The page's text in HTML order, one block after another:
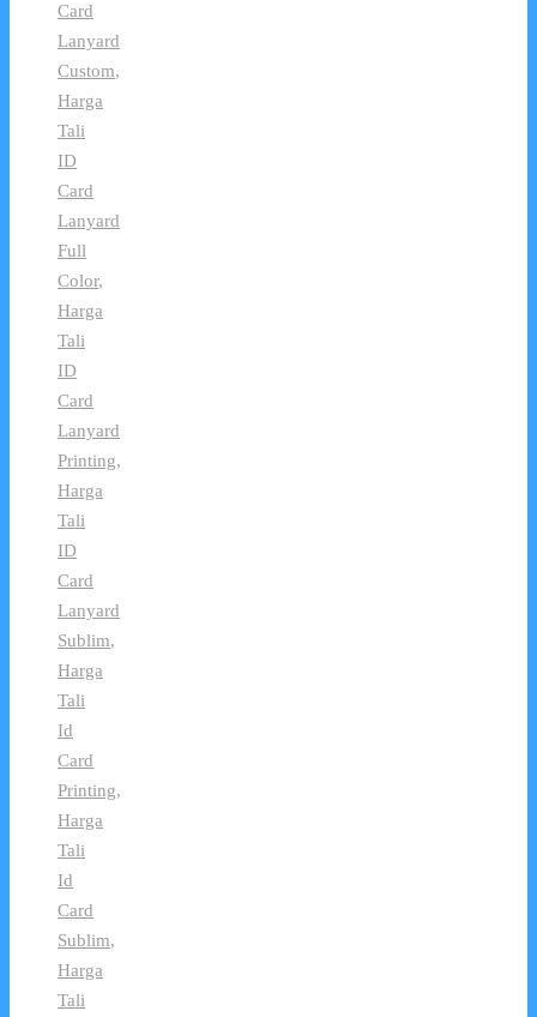
Card
Lanyard
Custom,
Harga
Tali
ID
Card
Lanyard
Full
Color,
Harga
Tali
ID
Card
Lanyard
Printing,
Harga
Tali
ID
Card
Lanyard
Sublim,
Harga
Tali
Id
Card
Printing,
Harga
Tali
Id
Card
Sublim,
Harga
Tali